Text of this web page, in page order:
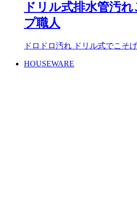
ドリル式排水管汚
プ職人
ドロドロ汚れ ドリル式でこそ
HOUSEWARE